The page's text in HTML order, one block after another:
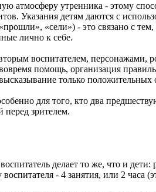
атмосферу утренника - этому
Указания детям даются с
«сели») - это связано с
лично к себе.
воспитателем, персонажами,
помощь, организация
только положительных
для того, кто два
перед зрителем.
делает то же, что и
- 4 занятия, или 2 часа